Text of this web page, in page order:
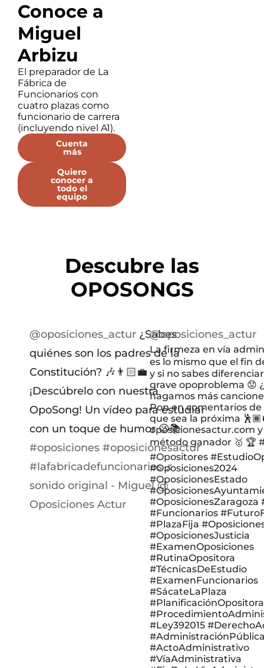
Conoce a
Miguel
Arbizu
El preparador de La
Fábrica de
Funcionarios con
cuatro plazas como
funcionario de carrera
(incluyendo nivel A1).
Cuenta
más
Quiero
conocer a
todo el
equipo
Descubre las
OPOSONGS
@oposiciones_actur ¿Sabes
quiénes son los padres de la
Constitución? 🎶👨🏻‍💼
¡Descúbrelo con nuestra
OpoSong! Un vídeo para estudiar
con un toque de humor 😉📚
#oposiciones #oposicionesactur
#lafabricadefuncionarios ♬
sonido original - Miguel @
Oposiciones Actur
@oposiciones_actur
La firmeza en vía
es lo mismo que el fin de
y si no sabes
grave opoproblema 😟
hagamos más
Pon en comentarios
que sea la próxima
oposicionesactur.com
método ganador 🥇 🏆
#Opositores
#Oposiciones2024
#OposicionesEstado
#OposicionesZaragoza
#Funcionarios
#PlazaFija
#OposicionesJusticia
#ExamenOposiciones
#RutinaOpositora
#TécnicasDeEstudio
#ExamenFuncionarios
#SácateLaPlaza
#PlanificaciónOpositora
#Ley392015
#ActoAdministrativo
#VíaAdministrativa